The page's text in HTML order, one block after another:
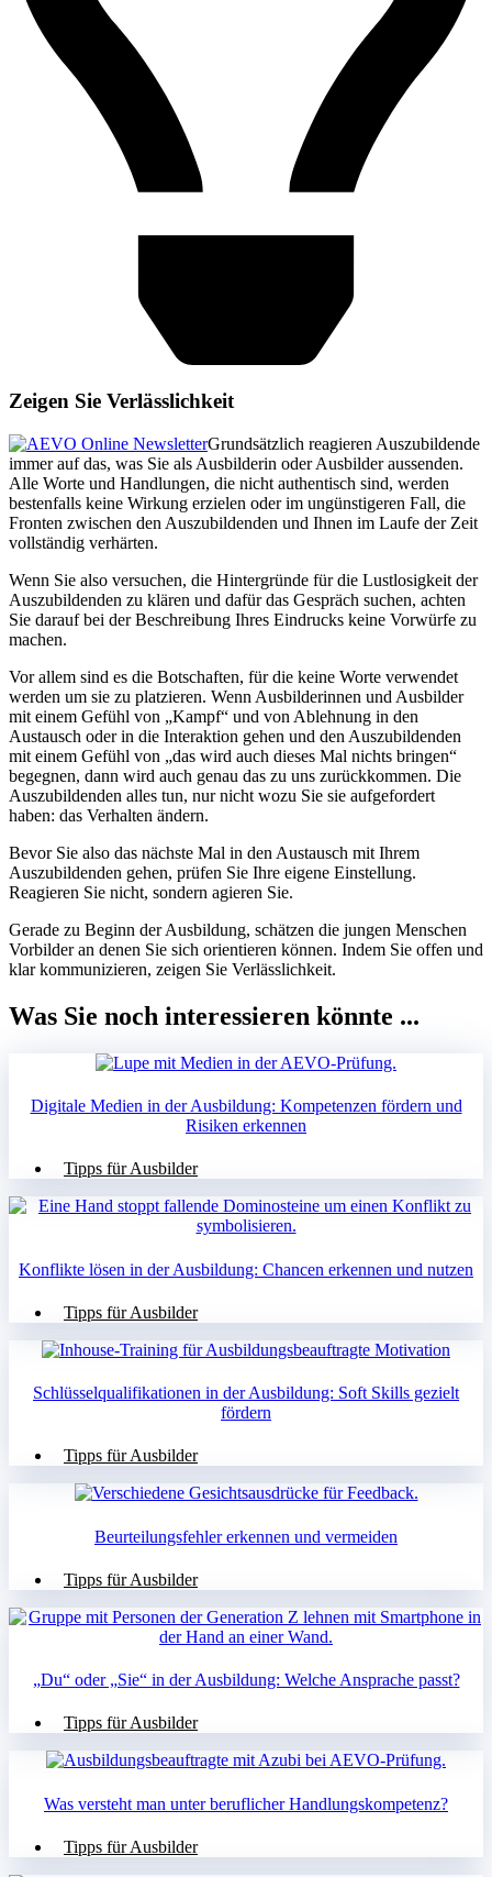
Zeigen Sie Verlässlichkeit
Grundsätzlich reagieren Auszubildende
immer auf das, was Sie als Ausbilderin oder Ausbilder aussenden.
Alle Worte und Handlungen, die nicht authentisch sind, werden
bestenfalls keine Wirkung erzielen oder im ungünstigeren Fall, die
Fronten zwischen den Auszubildenden und Ihnen im Laufe der Zeit
vollständig verhärten.
Wenn Sie also versuchen, die Hintergründe für die Lustlosigkeit der
Auszubildenden zu klären und dafür das Gespräch suchen, achten
Sie darauf bei der Beschreibung Ihres Eindrucks keine Vorwürfe zu
machen.
Vor allem sind es die Botschaften, für die keine Worte verwendet
werden um sie zu platzieren. Wenn Ausbilderinnen und Ausbilder
mit einem Gefühl von „Kampf“ und von Ablehnung in den
Austausch oder in die Interaktion gehen und den Auszubildenden
mit einem Gefühl von „das wird auch dieses Mal nichts bringen“
begegnen, dann wird auch genau das zu uns zurückkommen. Die
Auszubildenden alles tun, nur nicht wozu Sie sie aufgefordert
haben: das Verhalten ändern.
Bevor Sie also das nächste Mal in den Austausch mit Ihrem
Auszubildenden gehen, prüfen Sie Ihre eigene Einstellung.
Reagieren Sie nicht, sondern agieren Sie.
Gerade zu Beginn der Ausbildung, schätzen die jungen Menschen
Vorbilder an denen Sie sich orientieren können. Indem Sie offen und
klar kommunizieren, zeigen Sie Verlässlichkeit.
Was Sie noch interessieren könnte ...
Digitale Medien in der Ausbildung: Kompetenzen fördern und
Risiken erkennen
Tipps für Ausbilder
Konflikte lösen in der Ausbildung: Chancen erkennen und nutzen
Tipps für Ausbilder
Schlüsselqualifikationen in der Ausbildung: Soft Skills gezielt
fördern
Tipps für Ausbilder
Beurteilungsfehler erkennen und vermeiden
Tipps für Ausbilder
„Du“ oder „Sie“ in der Ausbildung: Welche Ansprache passt?
Tipps für Ausbilder
Was versteht man unter beruflicher Handlungskompetenz?
Tipps für Ausbilder